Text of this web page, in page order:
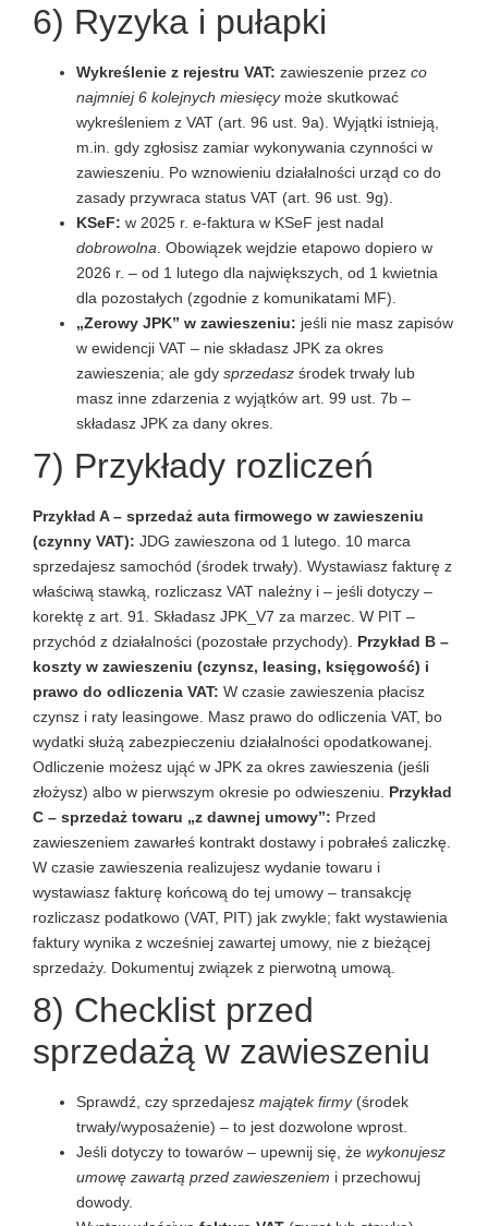
6) Ryzyka i pułapki
Wykreślenie z rejestru VAT: zawieszenie przez co
najmniej 6 kolejnych miesięcymoże skutkować
wykreśleniem z VAT (art. 96 ust. 9a). Wyjątki istnieją,
m.in. gdy zgłosisz zamiar wykonywania czynności w
zawieszeniu. Po wznowieniu działalności urząd co do
zasady przywraca status VAT (art. 96 ust. 9g).
KSeF: w 2025 r. e-faktura w KSeF jest nadal
dobrowolna . Obowiązek wejdzie etapowo dopiero w
2026 r. – od 1 lutego dla największych, od 1 kwietnia
dla pozostałych (zgodnie z komunikatami MF).
„Zerowy JPK” w zawieszeniu: jeśli nie masz zapisów
w ewidencji VAT – nie składasz JPK za okres
zawieszenia; ale gdy sprzedasz środek trwały lub
masz inne zdarzenia z wyjątków art. 99 ust. 7b –
składasz JPK za dany okres.
7) Przykłady rozliczeń
Przykład A – sprzedaż auta firmowego w zawieszeniu
(czynny VAT): JDG zawieszona od 1 lutego. 10 marca
sprzedajesz samochód (środek trwały). Wystawiasz fakturę z
właściwą stawką, rozliczasz VAT należny i – jeśli dotyczy –
korektę z art. 91. Składasz JPK_V7 za marzec. W PIT –
przychód z działalności (pozostałe przychody). Przykład B –
koszty w zawieszeniu (czynsz, leasing, księgowość) i
prawo do odliczenia VAT: W czasie zawieszenia płacisz
czynsz i raty leasingowe. Masz prawo do odliczenia VAT, bo
wydatki służą zabezpieczeniu działalności opodatkowanej.
Odliczenie możesz ująć w JPK za okres zawieszenia (jeśli
złożysz) albo w pierwszym okresie po odwieszeniu. Przykład
C – sprzedaż towaru „z dawnej umowy”: Przed
zawieszeniem zawarłeś kontrakt dostawy i pobrałeś zaliczkę.
W czasie zawieszenia realizujesz wydanie towaru i
wystawiasz fakturę końcową do tej umowy – transakcję
rozliczasz podatkowo (VAT, PIT) jak zwykle; fakt wystawienia
faktury wynika z wcześniej zawartej umowy, nie z bieżącej
sprzedaży. Dokumentuj związek z pierwotną umową.
8) Checklist przed
sprzedażą w zawieszeniu
Sprawdź, czy sprzedajesz majątek firmy(środek
trwały/wyposażenie) – to jest dozwolone wprost.
Jeśli dotyczy to towarów – upewnij się, że wykonujesz
umowę zawartą przed zawieszeniem i przechowuj
dowody.